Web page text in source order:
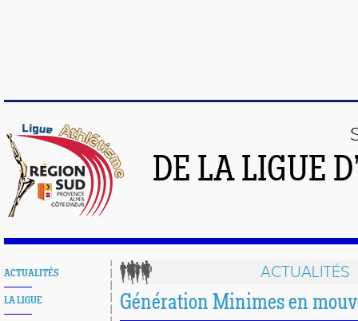
DE LA LIGUE
ACTUALITÉS
LA LIGUE
ACTUALITÉS
Génération Minimes en